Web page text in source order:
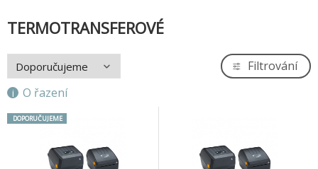
TERMOTRANSFEROVÉ
O řazení
Filtrování
DOPORUČUJEME